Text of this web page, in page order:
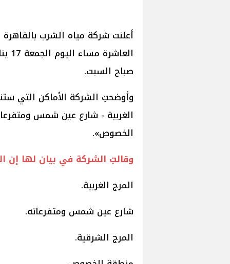
أعلنت شركة مياه الشرب
صباح السبت.
وأوضحتِ الشركة الأماكن التي
الغربية - شارع عين شمس
الخصوص».
وقالتِ الشركة في بيان لها إن
المرج الغربية.
شارع عين شمس ومتفرعاته.
المرج الشرقية.